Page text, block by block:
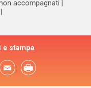
accompagnati
e stampa
Email